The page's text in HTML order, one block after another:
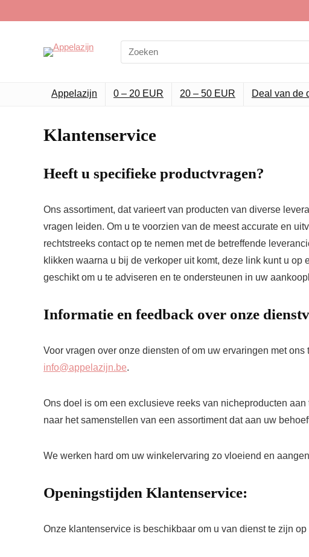
Search
for:
Appelazijn 0 – 20 EUR 20 – 50 EUR Deal van de
Klantenservice
Heeft u specifieke productvragen?
Ons assortiment, dat varieert van producten van diverse
vragen leiden. Om u te voorzien van de meest accurate en
rechtstreeks contact op te nemen met de betreffende
klikken waarna u bij de verkoper uit komt, deze link kunt u
geschikt om u te adviseren en te ondersteunen in uw
Informatie en feedback over onze
Voor vragen over onze diensten of om uw ervaringen met
info@appelazijn.be.
Ons doel is om een exclusieve reeks van nicheproducten
naar het samenstellen van een assortiment dat aan uw
We werken hard om uw winkelervaring zo vloeiend en
Openingstijden Klantenservice:
Onze klantenservice is beschikbaar om u van dienst te zijn